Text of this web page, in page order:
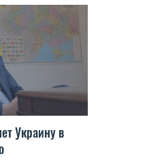
Украину в